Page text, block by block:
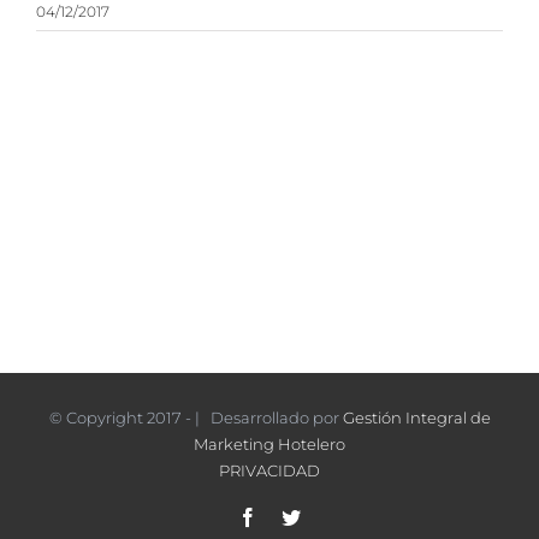
04/12/2017
© Copyright 2017 - | Desarrollado porGestión Integral de
Marketing Hotelero
PRIVACIDAD
FacebookTwitter